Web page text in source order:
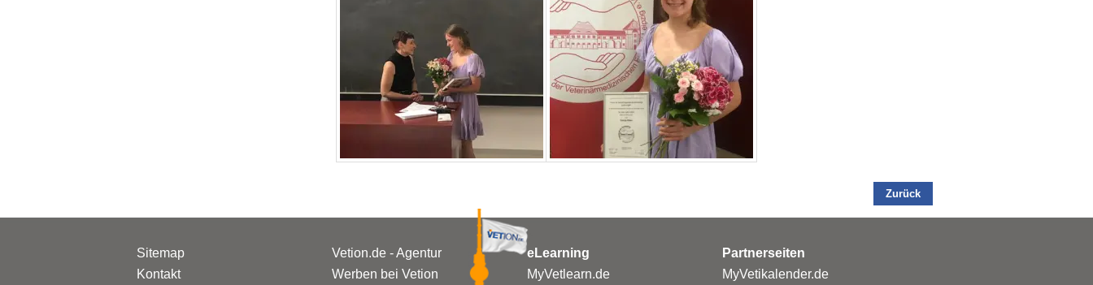
Zurück
Sitemap
Kontakt
Vetion.de - Agentur
Werben bei Vetion
eLearning
MyVetlearn.de
Partnerseiten
MyVetikalender.de